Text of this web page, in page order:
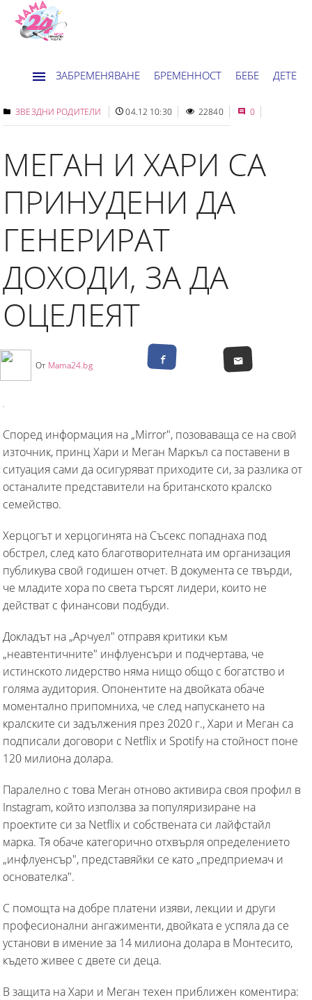
ЗАБРЕМЕНЯВАНЕ БРЕМЕННОСТ БЕБЕ ДЕТЕ
ДОМ НОВИНИ ХОРОСКОП
ЗВЕЗДНИ РОДИТЕЛИ 04.12 10:30 22840 0
МЕГАН И ХАРИ СА
ПРИНУДЕНИ ДА
ГЕНЕРИРАТ
ДОХОДИ, ЗА ДА
ОЦЕЛЕЯТ
От Mama24.bg
Според информация на „Mirror", позоваваща се на свой
източник, принц Хари и Меган Маркъл са поставени в
ситуация сами да осигуряват приходите си, за разлика от
останалите представители на британското кралско
семейство.
Херцогът и херцогинята на Съсекс попаднаха под
обстрел, след като благотворителната им организация
публикува свой годишен отчет. В документа се твърди,
че младите хора по света търсят лидери, които не
действат с финансови подбуди.
Докладът на „Арчуел" отправя критики към
„неавтентичните" инфлуенсъри и подчертава, че
истинското лидерство няма нищо общо с богатство и
голяма аудитория. Опонентите на двойката обаче
моментално припомниха, че след напускането на
кралските си задължения през 2020 г., Хари и Меган са
подписали договори с Netflix и Spotify на стойност поне
120 милиона долара.
Паралелно с това Меган отново активира своя профил в
Instagram, който използва за популяризиране на
проектите си за Netflix и собствената си лайфстайл
марка. Тя обаче категорично отхвърля определението
„инфлуенсър", представяйки се като „предприемач и
основателка".
С помощта на добре платени изяви, лекции и други
професионални ангажименти, двойката е успяла да се
установи в имение за 14 милиона долара в Монтесито,
където живее с двете си деца.
В защита на Хари и Меган техен приближен коментира: